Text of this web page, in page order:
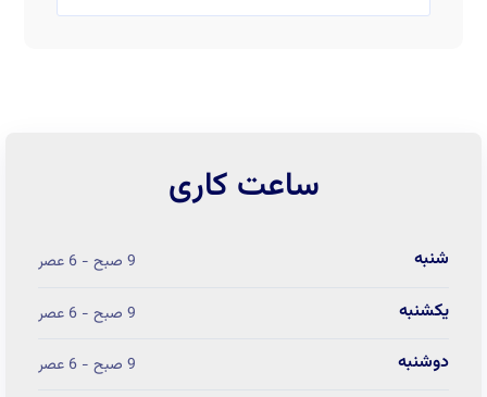
ساعت کاری
شنبه 9 صبح - 6 عصر
یکشنبه 9 صبح - 6 عصر
دوشنبه 9 صبح - 6 عصر